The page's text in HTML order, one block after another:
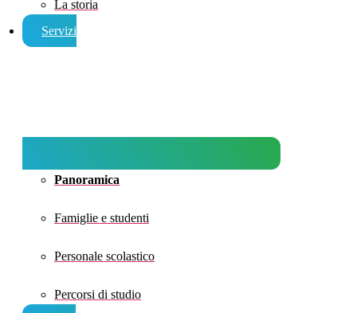
La storia
Servizi
Panoramica
Famiglie e studenti
Personale scolastico
Percorsi di studio